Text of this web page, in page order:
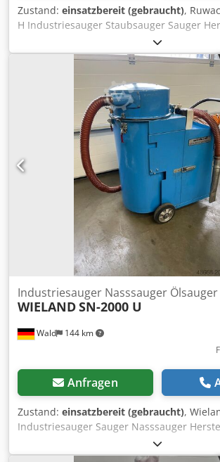
Zustand: einsatzbereit (gebraucht),
H Industriesauger Staubsauger Sauger
Typ: DS 1221 H Gewicht: ca. 115 Kg 2,2 kW
Klasse: H Sie können gerne zu einer
vorbeikommen. Gerne können wir für Sie
Kostengünstige Spedition organisieren!
ordentliche Rechnung. Für Ausländische
auch eine Nettorechnung erstellt werden.
ist eine gültige Ust.Indent.Nr.
vorbehalten. Besuchen Sie unseren Shop
sich auch unsere weiteren Angebote an.
Firmennamen und Warenzeichen sind
Inhaber und dienen lediglich zur
Beschreibung der Produkte. Credpfx
Abweichungen von technischen Daten
der Beschreibung des Artikels können
bleiben vorbehalten.
Wald 144 km
Industriesauger Nasssauger Ölsauger
WIELANDSN-2000 U
Anfragen
Zustand: einsatzbereit (gebraucht),
Industriesauger Sauger Nasssauger
Typ: SN-2000 U 2860 U/min Gewicht: 106
kW Sie können gerne zu einer